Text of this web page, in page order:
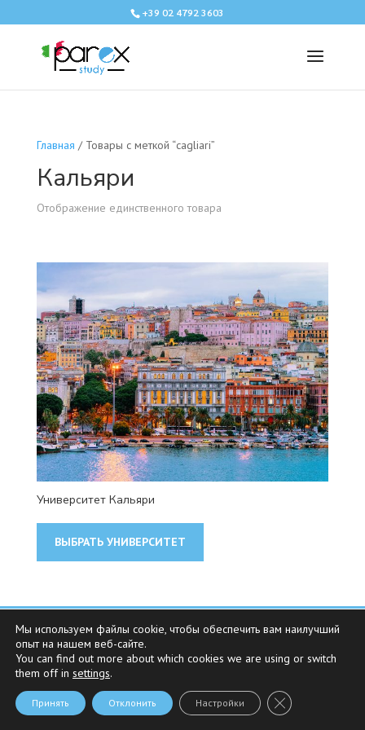
+39 02 4792 3603
Главная / Товары с меткой “cagliari”
Кальяри
Отображение единственного товара
Университет Кальяри
ВЫБРАТЬ УНИВЕРСИТЕТ
©2023 Parexservice By Parex Srl Sede legale: Via Aosta
4A - 20155 Milano - P.Iva 08345550969 - REA MI-2019401
|Политика конфиденциальности-Политика
использования файлов cookie
Мы используем файлы cookie, чтобы обеспечить вам наилучший
опыт на нашем веб-сайте.
You can find out more about which cookies we are using or switch
them off in settings.
Принять Отклонить Настройки Закрыть баннер